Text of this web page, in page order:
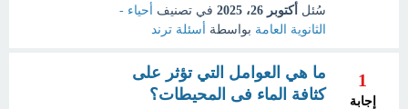
سُئل أكتوبر 26، 2025 في تصنيف
أحياء -
الثانوية العامة بواسطة أسئلة ترند
1
إجابة
ما هي العوامل التي تؤثر على
كثافة الماء فى المحيطات؟